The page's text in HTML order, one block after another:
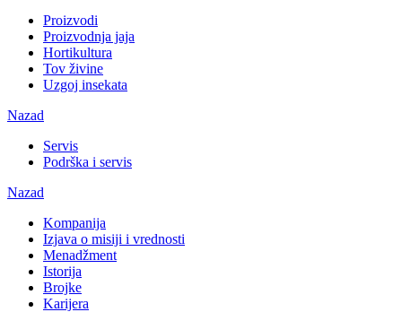
Proizvodi
Proizvodnja jaja
Hortikultura
Tov živine
Uzgoj insekata
Nazad
Servis
Podrška i servis
Nazad
Kompanija
Izjava o misiji i vrednosti
Menadžment
Istorija
Brojke
Karijera